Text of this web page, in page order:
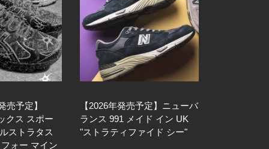
売予定】
クス スポー
ストラタス
ォー マイン
【2026年発売予定】ニューバ
ランス 991 メイド イン UK
"ストラティファイド シー"